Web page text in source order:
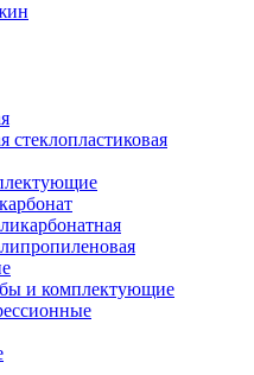
стеклопластиковая
и комплектующие